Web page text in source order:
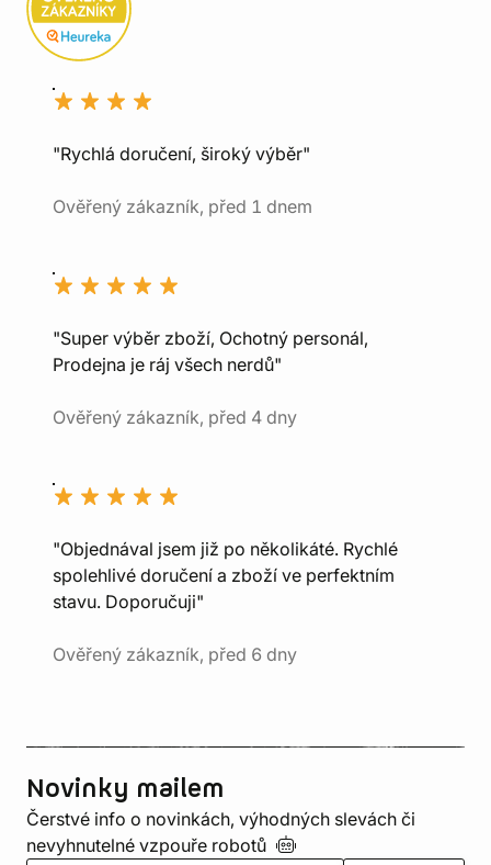
"Rychlá doručení, široký výběr"
Ověřený zákazník, před 1 dnem
"Super výběr zboží, Ochotný personál,
Prodejna je ráj všech nerdů"
Ověřený zákazník, před 4 dny
"Objednával jsem již po několikáté. Rychlé
spolehlivé doručení a zboží ve perfektním
stavu. Doporučuji"
Ověřený zákazník, před 6 dny
Novinky mailem
Čerstvé info o novinkách, výhodných slevách či
nevyhnutelné vzpouře robotů